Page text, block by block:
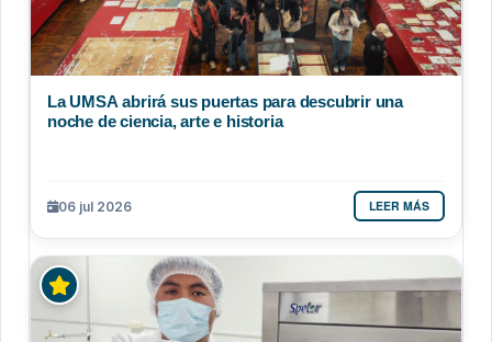
La UMSA abrirá sus puertas para descubrir una
noche de ciencia, arte e historia
06 jul 2026 LEER MÁS